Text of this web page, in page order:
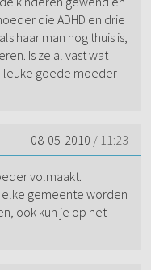
die ADHD en drie
haar man nog thuis is,
Is ze al vast wat
leuke goede moeder
08-05-2010 / 11:23
volmaakt.
elke gemeente worden
ook kun je op het